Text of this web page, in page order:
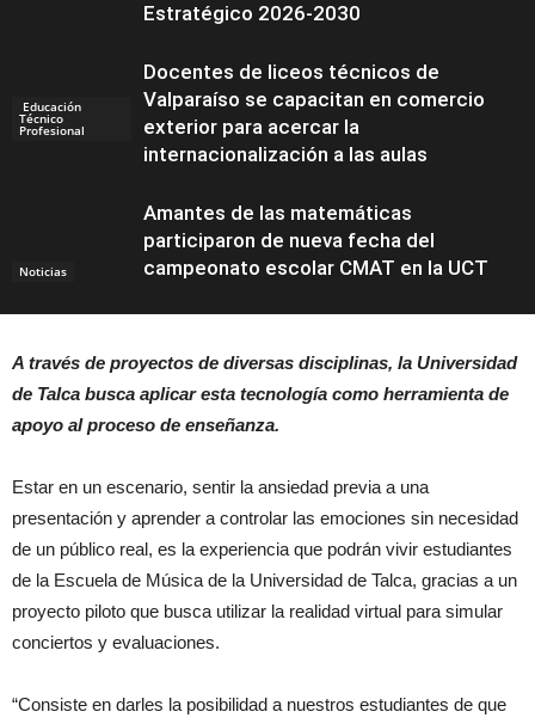
Estratégico 2026-2030
Educación
Técnico
Profesional
Docentes de liceos técnicos de
Valparaíso se capacitan en comercio
exterior para acercar la
internacionalización a las aulas
Noticias
Amantes de las matemáticas
participaron de nueva fecha del
campeonato escolar CMAT en la UCT
A través de proyectos de diversas disciplinas, la Universidad
de Talca busca aplicar esta tecnología como herramienta de
apoyo al proceso de enseñanza.
Estar en un escenario, sentir la ansiedad previa a una
presentación y aprender a controlar las emociones sin necesidad
de un público real, es la experiencia que podrán vivir estudiantes
de la Escuela de Música de la Universidad de Talca, gracias a un
proyecto piloto que busca utilizar la realidad virtual para simular
conciertos y evaluaciones.
“Consiste en darles la posibilidad a nuestros estudiantes de que